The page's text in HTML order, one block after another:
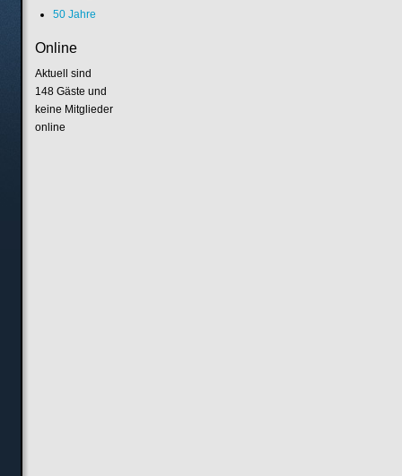
50 Jahre
Online
Aktuell sind
148 Gäste und
keine Mitglieder
online